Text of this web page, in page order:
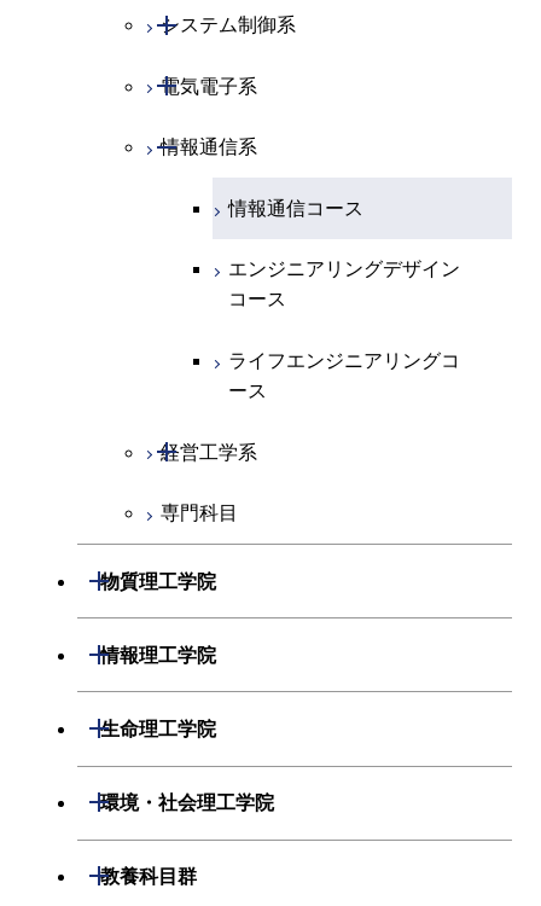
物理学コース
化学系
化学コース
エネルギーコース
地球惑星科学系
地球惑星科学コース
専門科目
機械コース
エネルギーコース
エンジニアリングデザイン
ース
システム制御系
開閉
システム制御コース
エンジニアリングデザイン
電気電子系
開閉
電気電子コース
エネルギーコース
ライフエンジニアリングコ
ース
原子核工学コース
情報通信系
開閉
情報通信コース
エンジニアリングデザイン
コース
ライフエンジニアリングコ
ース
経営工学系
開閉
経営工学コース
専門科目
物質理工学院
開閉
材料系
開閉
エネルギーコース
応用化学コース
専門科目
情報理工学院
開閉
数理・計算科学系
開閉
知能情報コース
情報工学コース
専門科目
生命理工学院
開閉
生命理工学系
開閉
環境・社会理工学院
開閉
建築学系
開閉
教養科目群
開閉